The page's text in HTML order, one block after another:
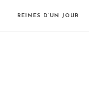
REINES D’UN JOUR